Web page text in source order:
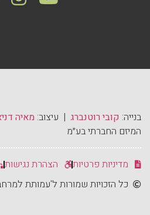
בנייה: קובי רוטנברג | עיצוב: מאיה
המיזם החברתי בע״מ
מדיניות פרטיות הצהרת נגישות
כל הזכויות שמורות ל'עמותת